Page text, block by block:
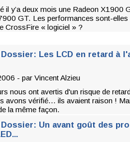
il y’a deux mois une Radeon X1900
GT. Les performances sont-
CrossFire « logiciel » ?
Dossier: Les LCD en retard à
- par Vincent Alzieu
nous ont avertis d'un risque de
avons vérifié... ils avaient raison !
la même façon.
Dossier: Un avant goût des